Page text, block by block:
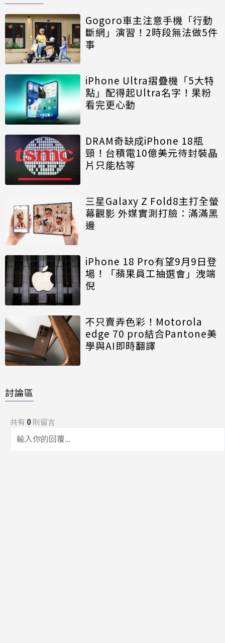
Gogoro車主注意手機「行動
斷網」演習！2時段無法做5件
事
iPhone Ultra摺疊機「5大特
點」配得起Ultra名字！果粉
看完更心動
DRAM奇缺成iPhone 18瓶
頸！台積電10億美元待封裝晶
片只能枯等
三星Galaxy Z Fold8主打全螢
幕觀影 外媒實測打臉：滿滿黑
邊
iPhone 18 Pro有望9月9日登
場！「蘋果員工抽選會」洩端
倪
不只賣弄色彩！Motorola
edge 70 pro結合Pantone美
學與AI即時翻譯
討論區
共有 0則留言